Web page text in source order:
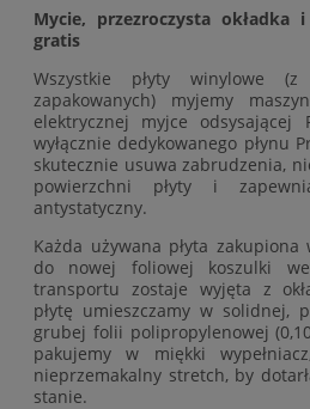
Mycie, przezroczysta okładka
gratis
Wszystkie płyty winylowe (z
zapakowanych) myjemy
elektrycznej myjce odsysającej
wyłącznie dedykowanego płynu
skutecznie usuwa zabrudzenia,
powierzchni płyty i
antystatyczny.
Każda używana płyta
do nowej foliowej koszulki
transportu zostaje wyjęta z
płytę umieszczamy w solidnej,
grubej folii polipropylenowej
pakujemy w miękki
nieprzemakalny stretch, by
stanie.